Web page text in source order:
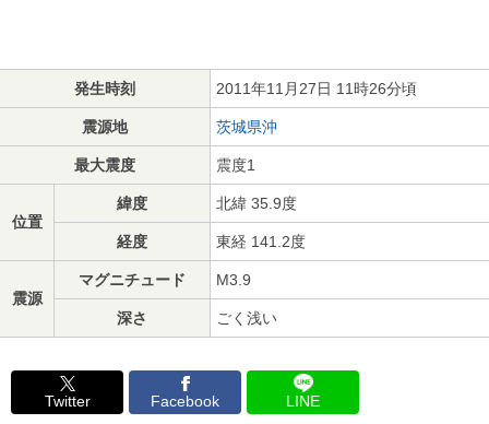
発生時刻 2011年11月27日 11時26分頃
震源地 茨城県沖
最大震度 震度1
位置
緯度 北緯 35.9度
経度 東経 141.2度
震源
マグニチュード M3.9
深さ ごく浅い
Twitter Facebook LINE